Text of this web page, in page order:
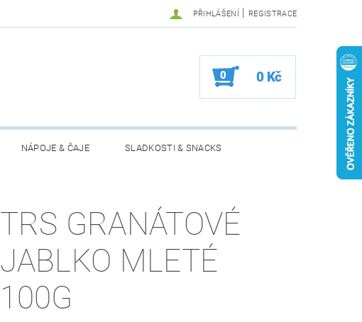
PŘIHLÁŠENÍ | REGISTRACE
0 0 Kč
NÁPOJE & ČAJE SLADKOSTI & SNACKS
TRS GRANÁTOVÉ
JABLKO MLETÉ
100G